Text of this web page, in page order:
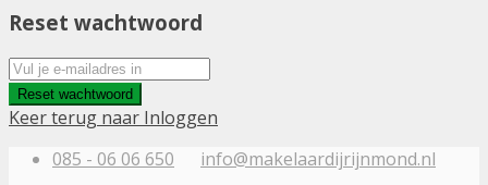
Reset wachtwoord
Reset wachtwoord
Keer terug naar Inloggen
085 - 06 06 650
info@makelaardijrijnmond.nl